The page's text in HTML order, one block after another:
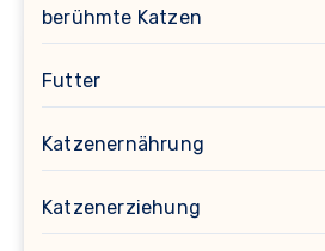
berühmte Katzen
Futter
Katzenernährung
Katzenerziehung